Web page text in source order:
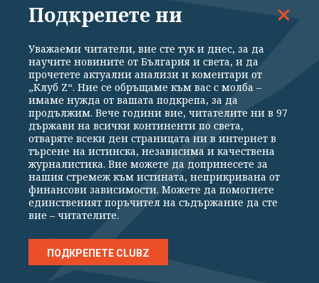
СПОРТ КУЛТУРА ТЕХНОЛОГИИ КАЛЕЙДОСКОП
Общи условия
Политика за поверителност
Реклама
Партньори Контакти
За Клуб Z
Екип
Подкрепете ни
Издател на www.clubz.bg е „Клуб Зебра Медия“ ЕООД, София, ул. "Алеко
Константинов" 3. Всички права запазени 2026 „Клуб Зебра Медия“
Препечатването на материали, снимки и видео от www.clubz.bg без
разрешение ще бъде преследвано по съдебен път, съгласно
ОБЩИТЕ УСЛОВИЯ
Подкрепете ни
Уважаеми читатели, вие сте тук и днес, за да
научите новините от България и света, и да
прочетете актуални анализи и коментари от
„Клуб Z“. Ние се обръщаме към вас с молба –
имаме нужда от вашата подкрепа, за да
продължим. Вече години вие, читателите ни в 97
държави на всички континенти по света,
отваряте всеки ден страницата ни в интернет в
търсене на истинска, независима и качествена
журналистика. Вие можете да допринесете за
нашия стремеж към истината, неприкривана от
финансови зависимости. Можете да помогнете
единственият поръчител на съдържание да сте
вие – читателите.
ПОДКРЕПЕТЕ CLUBZ